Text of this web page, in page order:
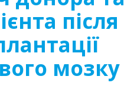
після
мозку